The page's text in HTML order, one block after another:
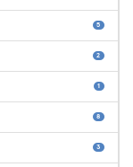
5
2
1
8
3